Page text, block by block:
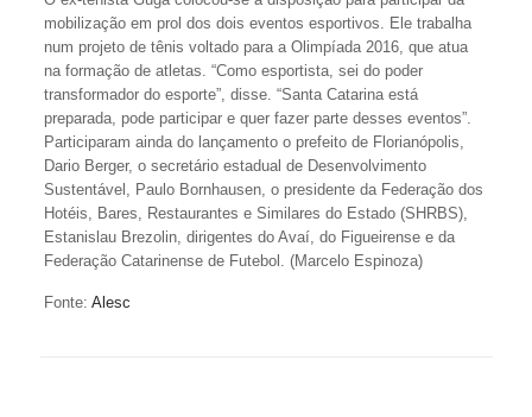
mobilização em prol dos dois eventos esportivos. Ele trabalha
num projeto de tênis voltado para a Olimpíada 2016, que atua
na formação de atletas. “Como esportista, sei do poder
transformador do esporte”, disse. “Santa Catarina está
preparada, pode participar e quer fazer parte desses eventos”.
Participaram ainda do lançamento o prefeito de Florianópolis,
Dario Berger, o secretário estadual de Desenvolvimento
Sustentável, Paulo Bornhausen, o presidente da Federação dos
Hotéis, Bares, Restaurantes e Similares do Estado (SHRBS),
Estanislau Brezolin, dirigentes do Avaí, do Figueirense e da
Federação Catarinense de Futebol. (Marcelo Espinoza)
Fonte:Alesc